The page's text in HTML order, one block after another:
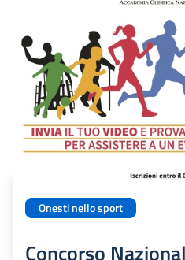
Onesti nello sport
Concorso